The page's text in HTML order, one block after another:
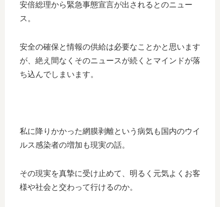
安倍総理から緊急事態宣言が出されるとのニュー
ス。
安全の確保と情報の供給は必要なことかと思います
が、絶え間なくそのニュースが続くとマインドが落
ち込んでしまいます。
私に降りかかった網膜剥離という病気も国内のウイ
ルス感染者の増加も現実の話。
その現実を真摯に受け止めて、明るく元気よくお客
様や社会と交わって行けるのか。